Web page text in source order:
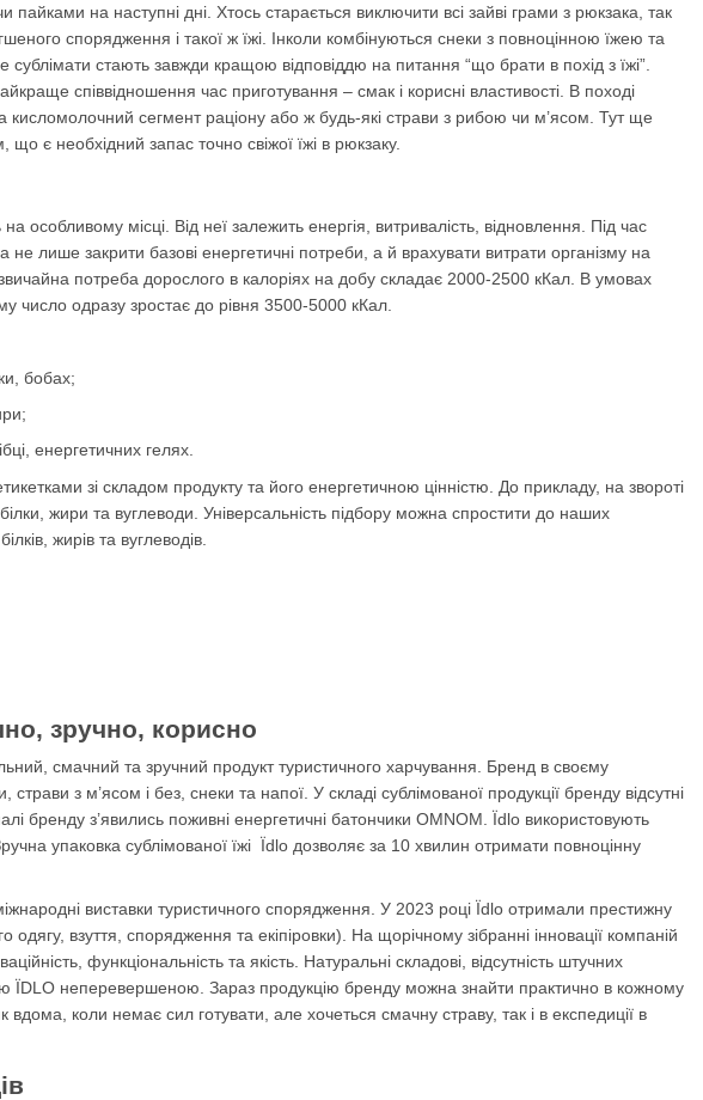
на наступні дні. Хтось старається виключити всі зайві грами з рюкзака, так
спорядження і такої ж їжі. Інколи комбінуються снеки з повноцінною їжею та
стають завжди кращою відповіддю на питання “що брати в похід з їжі”.
співвідношення час приготування – смак і корисні властивості. В поході
кисломолочний сегмент раціону або ж будь-які страви з рибою чи м’ясом. Тут ще
є необхідний запас точно свіжої їжі в рюкзаку.
місці. Від неї залежить енергія, витривалість, відновлення. Під час
не лише закрити базові енергетичні потреби, а й врахувати витрати організму на
потреба дорослого в калоріях на добу складає 2000-2500 кКал. В умовах
число одразу зростає до рівня 3500-5000 кКал.
бобах;
енергетичних гелях.
зі складом продукту та його енергетичною цінністю. До прикладу, на звороті
жири та вуглеводи. Універсальність підбору можна спростити до наших
жирів та вуглеводів.
зручно, корисно
смачний та зручний продукт туристичного харчування. Бренд в своєму
з м’ясом і без, снеки та напої. У складі сублімованої продукції бренду відсутні
бренду з’явились поживні енергетичні батончики OMNOM. Їdlo використовують
упаковка сублімованої їжі Їdlo дозволяє за 10 хвилин отримати повноцінну
виставки туристичного спорядження. У 2023 році Їdlo отримали престижну
взуття, спорядження та екіпіровки). На щорічному зібранні інновації компаній
функціональність та якість. Натуральні складові, відсутність штучних
ЇDLO неперевершеною. Зараз продукцію бренду можна знайти практично в кожному
коли немає сил готувати, але хочеться смачну страву, так і в експедиції в